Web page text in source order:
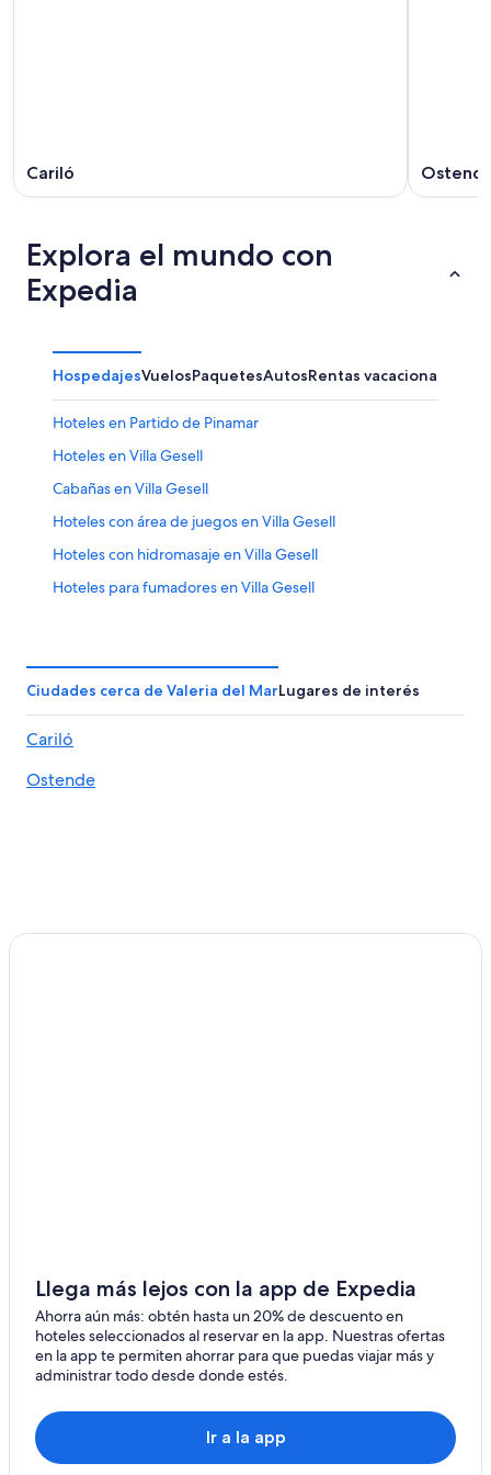
Cariló
Explora el mundo con
Expedia
HospedajesVuelosPaquetesAutosRentas vacacionales
Hoteles en Partido de Pinamar
Hoteles en Villa Gesell
Cabañas en Villa Gesell
Hoteles con área de juegos en Villa Gesell
Hoteles con hidromasaje en Villa Gesell
Hoteles para fumadores en Villa Gesell
B&B en Cariló
Cabañas en Cariló
Apartamentos en Cariló
Hoteles con spa en Cariló
Casas de huéspedes en Pinamar
Casas vacacionales en Pinamar
Resorts en Pinamar
Apartamentos en Pinamar
Hoteles con casino en Pinamar
Hoteles de golf en Pinamar
Ciudades cerca de Valeria del MarLugares de interés
Cariló
Ostende
Llega más lejos con la app de Expedia
Ahorra aún más: obtén hasta un 20% de descuento en
hoteles seleccionados al reservar en la app. Nuestras ofertas
en la app te permiten ahorrar para que puedas viajar más y
administrar todo desde donde estés.
Ir a la app